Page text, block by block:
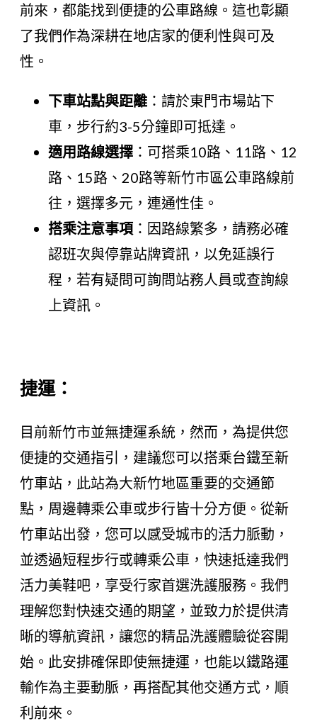
前來，都能找到便捷的公車路線。這也彰顯
了我們作為深耕在地店家的便利性與可及
性。
下車站點與距離 ：請於東門市場站下
車，步行約3-5分鐘即可抵達。
適用路線選擇 ：可搭乘10路、11路、12
路、15路、20路等新竹市區公車路線前
往，選擇多元，連通性佳。
搭乘注意事項 ：因路線繁多，請務必確
認班次與停靠站牌資訊，以免延誤行
程，若有疑問可詢問站務人員或查詢線
上資訊。
捷運：
目前新竹市並無捷運系統，然而，為提供您
便捷的交通指引，建議您可以搭乘台鐵至新
竹車站，此站為大新竹地區重要的交通節
點，周邊轉乘公車或步行皆十分方便。從新
竹車站出發，您可以感受城市的活力脈動，
並透過短程步行或轉乘公車，快速抵達我們
活力美鞋吧，享受行家首選洗護服務。我們
理解您對快速交通的期望，並致力於提供清
晰的導航資訊，讓您的精品洗護體驗從容開
始。此安排確保即使無捷運，也能以鐵路運
輸作為主要動脈，再搭配其他交通方式，順
利前來。